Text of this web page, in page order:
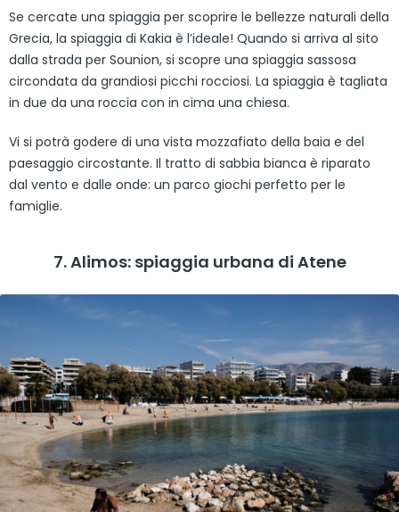
Se cercate una spiaggia per scoprire le bellezze naturali della
Grecia, la spiaggia di Kakia è l’ideale! Quando si arriva al sito
dalla strada per Sounion, si scopre una spiaggia sassosa
circondata da grandiosi picchi rocciosi. La spiaggia è tagliata
in due da una roccia con in cima una chiesa.
Vi si potrà godere di una vista mozzafiato della baia e del
paesaggio circostante. Il tratto di sabbia bianca è riparato
dal vento e dalle onde: un parco giochi perfetto per le
famiglie.
7. Alimos: spiaggia urbana di Atene